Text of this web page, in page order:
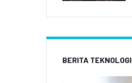
BERITA TEKNOLOGI